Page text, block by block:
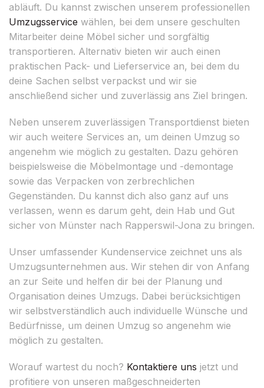
abläuft. Du kannst zwischen unserem professionellen
Umzugsservice wählen, bei dem unsere geschulten
Mitarbeiter deine Möbel sicher und sorgfältig
transportieren. Alternativ bieten wir auch einen
praktischen Pack- und Lieferservice an, bei dem du
deine Sachen selbst verpackst und wir sie
anschließend sicher und zuverlässig ans Ziel bringen.
Neben unserem zuverlässigen Transportdienst bieten
wir auch weitere Services an, um deinen Umzug so
angenehm wie möglich zu gestalten. Dazu gehören
beispielsweise die Möbelmontage und -demontage
sowie das Verpacken von zerbrechlichen
Gegenständen. Du kannst dich also ganz auf uns
verlassen, wenn es darum geht, dein Hab und Gut
sicher von Münster nach Rapperswil-Jona zu bringen.
Unser umfassender Kundenservice zeichnet uns als
Umzugsunternehmen aus. Wir stehen dir von Anfang
an zur Seite und helfen dir bei der Planung und
Organisation deines Umzugs. Dabei berücksichtigen
wir selbstverständlich auch individuelle Wünsche und
Bedürfnisse, um deinen Umzug so angenehm wie
möglich zu gestalten.
Worauf wartest du noch? Kontaktiere uns jetzt und
profitiere von unseren maßgeschneiderten